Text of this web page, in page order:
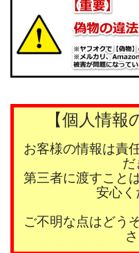
【個人情報
お客様の情報は責
だ
第三者に渡すこと
安心く
ご不明な点はどう